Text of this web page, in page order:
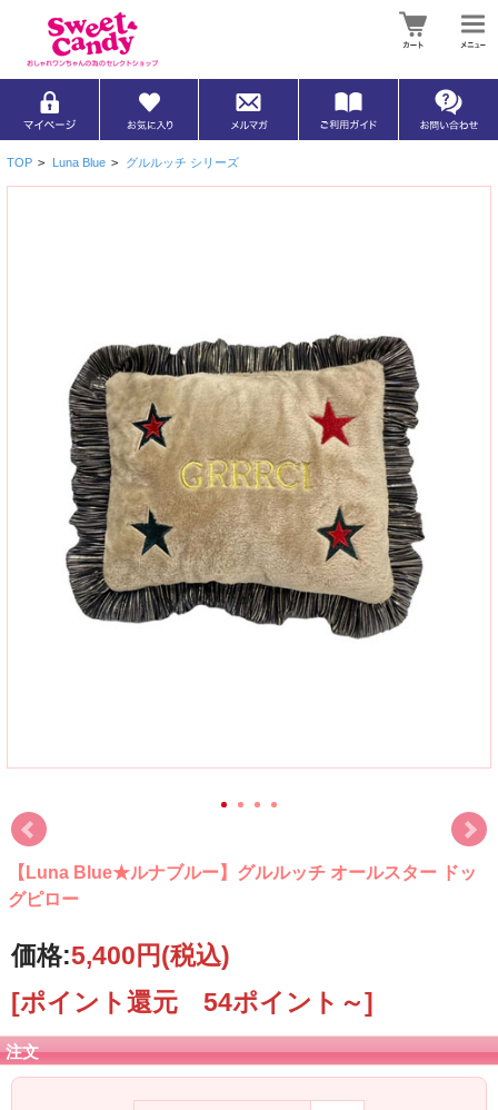
TOP > Luna Blue > グルルッチ シリーズ
【Luna Blue★ルナブルー】グルルッチ オールスター ドッ
グピロー
価格:5,400円(税込)
[ポイント還元 54ポイント～]
注文